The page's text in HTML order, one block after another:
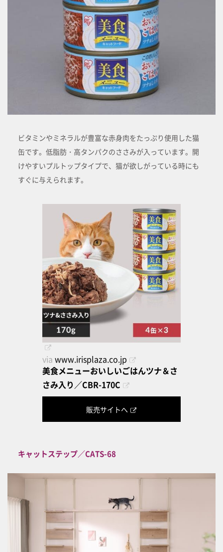
ビタミンやミネラルが豊富な赤身肉をたっぷり使用した猫
缶です。低脂肪・高タンパクのささみが入っています。開
けやすいプルトップタイプで、猫が欲しがっている時にも
すぐに与えられます。
via www.irisplaza.co.jp
美食メニューおいしいごはんツナ＆さ
さみ入り／CBR-170C
販売サイトへ
キャットステップ／CATS-68